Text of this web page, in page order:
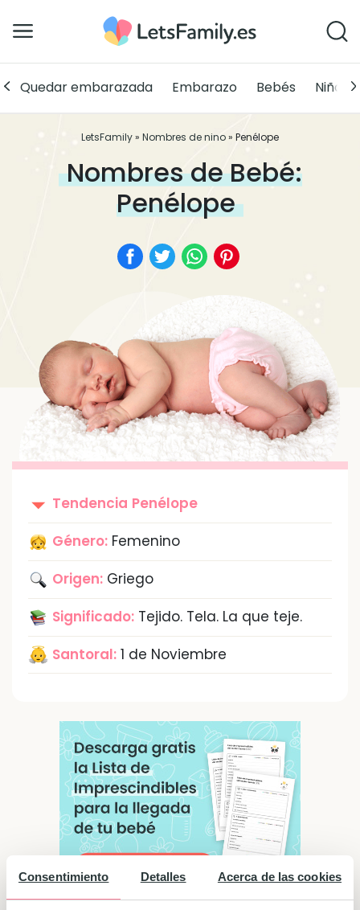
Consentimiento Detalles Acerca de las cookies
Quedar embarazada Embarazo Bebés Niños
LetsFamily» Nombres de nino» Penélope
Nombres de Bebé:
Penélope
Tendencia Penélope
Género: Femenino
Origen: Griego
Significado: Tejido. Tela. La que teje.
Santoral: 1 de Noviembre